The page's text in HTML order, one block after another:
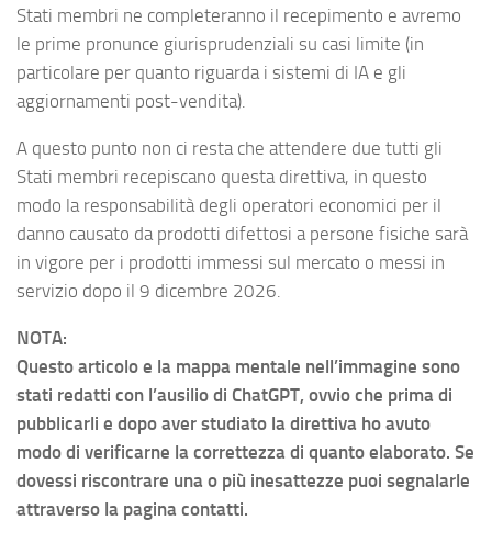
Stati membri ne completeranno il recepimento e avremo
le prime pronunce giurisprudenziali su casi limite (in
particolare per quanto riguarda i sistemi di IA e gli
aggiornamenti post-vendita).
A questo punto non ci resta che attendere due tutti gli
Stati membri recepiscano questa direttiva, in questo
modo la responsabilità degli operatori economici per il
danno causato da prodotti difettosi a persone fisiche sarà
in vigore per i prodotti immessi sul mercato o messi in
servizio dopo il 9 dicembre 2026.
NOTA:
Questo articolo e la mappa mentale nell’immagine sono
stati redatti con l’ausilio di ChatGPT, ovvio che prima di
pubblicarli e dopo aver studiato la direttiva ho avuto
modo di verificarne la correttezza di quanto elaborato. Se
dovessi riscontrare una o più inesattezze puoi segnalarle
attraverso la pagina contatti.